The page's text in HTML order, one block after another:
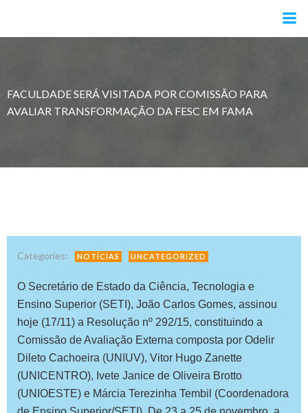
o
FACULDADE SERÁ VISITADA POR COMISSÃO PARA
AVALIAR TRANSFORMAÇÃO DA FESC EM FAMA
Categories: NOTÍCIAS UNCATEGORIZED
O Secretário de Estado da Ciência, Tecnologia e
Ensino Superior (SETI), João Carlos Gomes, assinou
hoje (17/11) a Resolução nº 292/15, constituindo a
Comissão de Avaliação Externa composta por Odelir
Dileto Cachoeira (UNIUV), Vitor Hugo Zanette
(UNICENTRO), Ivete Janice de Oliveira Brotto
(UNIOESTE) e Márcia Terezinha Tembil (Coordenadora